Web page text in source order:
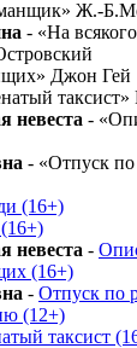
Ж.-
- «На
Джон Гей
таксист»
невеста -
- «Отпуск
(16+)
невеста -
(16+)
- Отпуск по
(12+)
таксист